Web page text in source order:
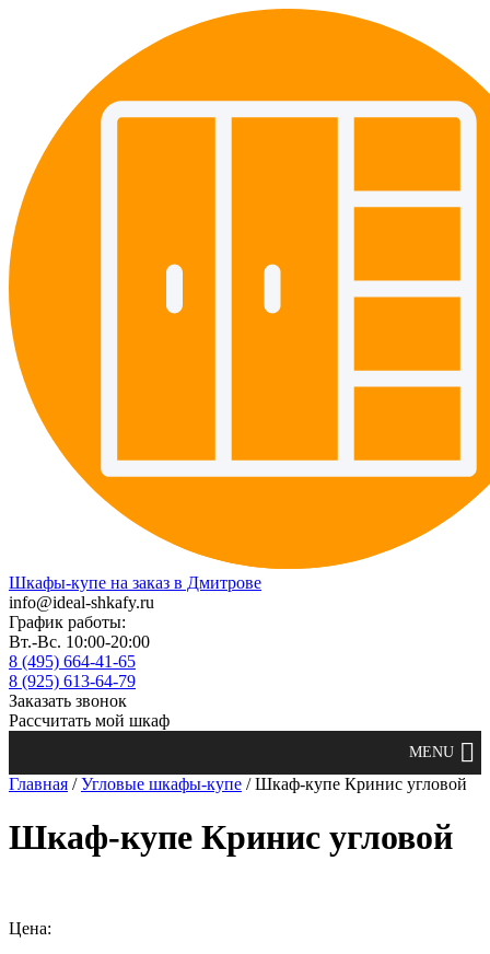
Шкафы-купе на заказ в Дмитрове
info@ideal-shkafy.ru
График работы:
Вт.-Вс. 10:00-20:00
8 (495) 664-41-65
8 (925) 613-64-79
Заказать звонок
Рассчитать мой шкаф
Главная /Угловые шкафы-купе / Шкаф-купе Кринис угловой
Шкаф-купе Кринис угловой
Цена: